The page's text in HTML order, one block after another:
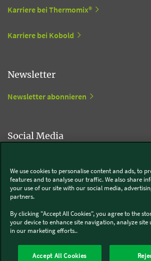
Karriere bei Thermomix®
Karriere bei Kobold
Newsletter
Newsletter abonnieren
Social Media
Thermomix®
We use cookies to personalise content and ads, to
features and to analyse our traffic. We also share
your use of our site with our social media,
partners.
By clicking "Accept All Cookies", you agree to the
your device to enhance site navigation, analyze site
in our marketing efforts..
Accept All Cookies